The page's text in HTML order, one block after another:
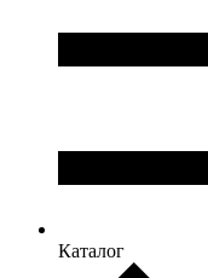
Каталог